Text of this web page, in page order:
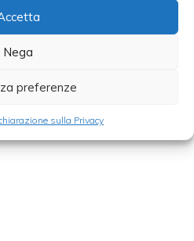
Nega
preferenze
sulla Privacy